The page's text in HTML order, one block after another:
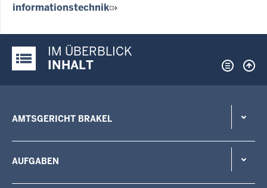
informationstechnik
Justiz-Portal im Überblick:
IM ÜBERBLICK
INHALT
AMTSGERICHT BRAKEL
AUFGABEN